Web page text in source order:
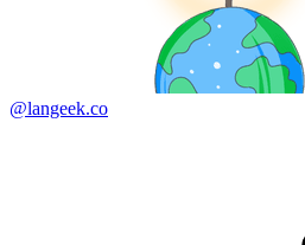
@langeek.co